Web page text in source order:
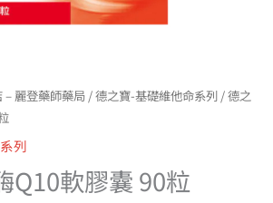
– 麗登藥師藥局 /德之寶-基礎維他命系列 / 德之
列
Q10軟膠囊 90粒